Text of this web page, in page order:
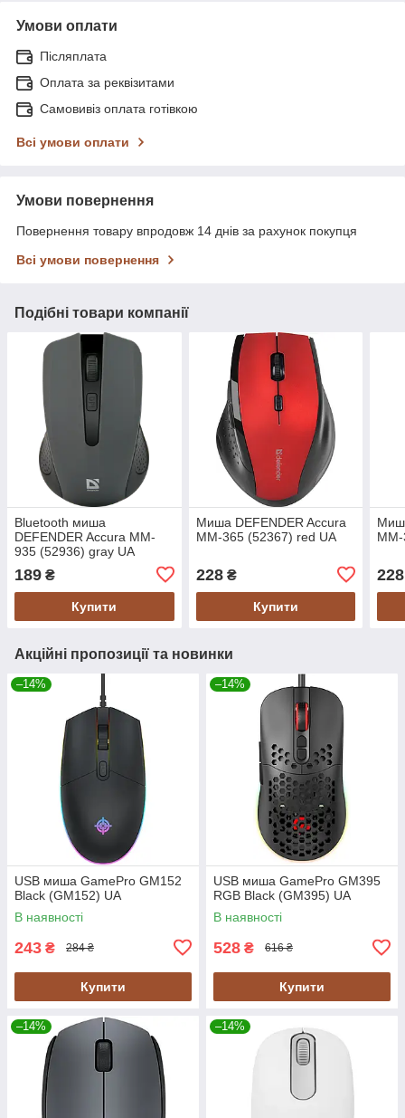
Умови оплати
Післяплата
Оплата за реквізитами
Самовивіз оплата готівкою
Всі умови оплати
Умови повернення
Повернення товару впродовж 14 днів за рахунок покупця
Всі умови повернення
Подібні товари компанії
Bluetooth миша
DEFENDER Accura MM-
935 (52936) gray UA
189 ₴
Купити
Миша DEFENDER Accura
MM-365 (52367) red UA
228₴
Купити
228
Акційні пропозиції та новинки
–14%
USB миша GamePro GM152
Black (GM152) UA
В наявності
243 ₴ 284 ₴
Купити
–14%
USB миша GamePro GM395
RGB Black (GM395) UA
В наявності
528 ₴ 616 ₴
Купити
–14% –14%